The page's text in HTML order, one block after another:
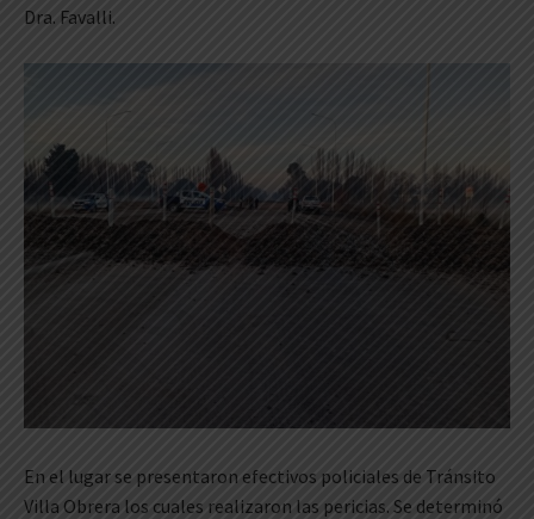
Dra. Favalli.
En el lugar se presentaron efectivos policiales de Tránsito
Villa Obrera los cuales realizaron las pericias. Se determinó